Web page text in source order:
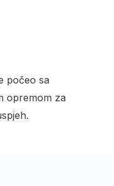
počeo sa
opremom za